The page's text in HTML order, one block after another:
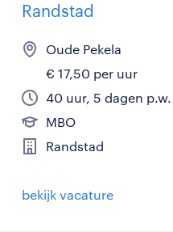
Randstad
Oude Pekela
€ 17,50 per uur
40 uur, 5 dagen p.w.
MBO
Randstad
bekijk vacature